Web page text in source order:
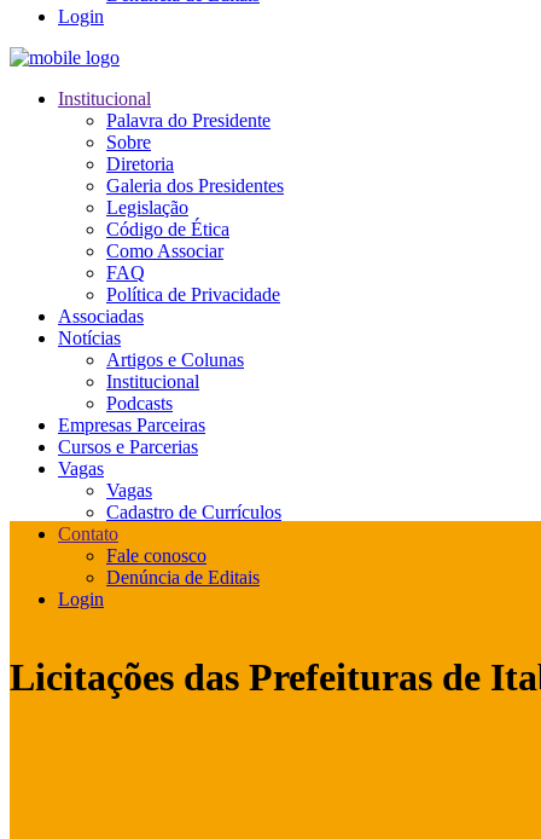
Login
Institucional
Palavra do Presidente
Sobre
Diretoria
Galeria dos Presidentes
Legislação
Código de Ética
Como Associar
FAQ
Política de Privacidade
Associadas
Notícias
Artigos e Colunas
Institucional
Podcasts
Empresas Parceiras
Cursos e Parcerias
Vagas
Vagas
Cadastro de Currículos
Contato
Fale conosco
Denúncia de Editais
Login
Licitações das Prefeituras de